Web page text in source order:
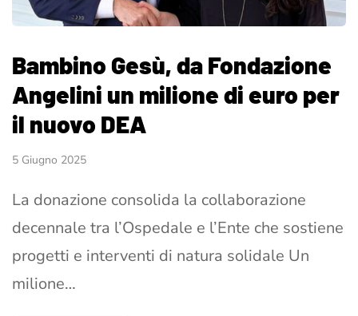
Bambino Gesù, da Fondazione
Angelini un milione di euro per
il nuovo DEA
5 Giugno 2025
La donazione consolida la collaborazione
decennale tra l’Ospedale e l’Ente che sostiene
progetti e interventi di natura solidale Un
milione…